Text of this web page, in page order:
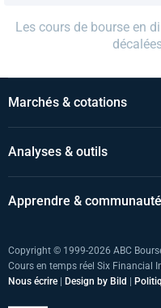
Les cours de bourse en
Marchés & cotations
Analyses & outils
Apprendre & communauté
Copyright © 1999-2026 ABC
Cours en temps réel Six Financial
Nous écrire | Design by Bild |